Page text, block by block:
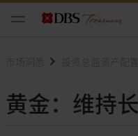
市场洞悉 投资总监资产配置
黄金：维持